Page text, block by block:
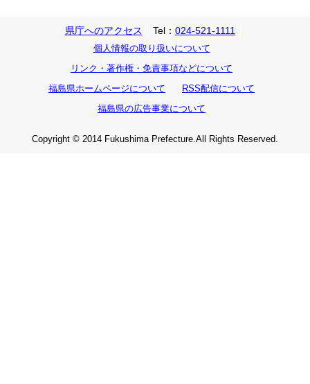
県庁へのアクセス Tel： 024-521-1111
個人情報の取り扱いについて
リンク・著作権・免責事項などについて
福島県ホームページについて
RSS配信について
福島県の広告事業について
Copyright © 2014 Fukushima Prefecture.All Rights Reserved.